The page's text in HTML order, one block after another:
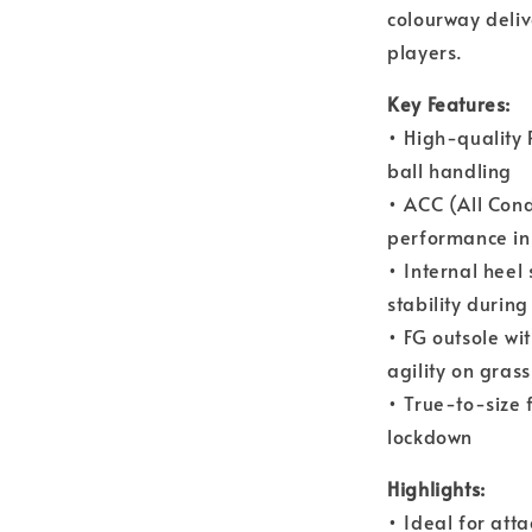
colourway
players.
Key Features:
• High-quality
ball handling
• ACC (All
performance
• Internal
stability during
• FG outsole
agility on grass
• True-to-size
lockdown
Highlights:
• Ideal for